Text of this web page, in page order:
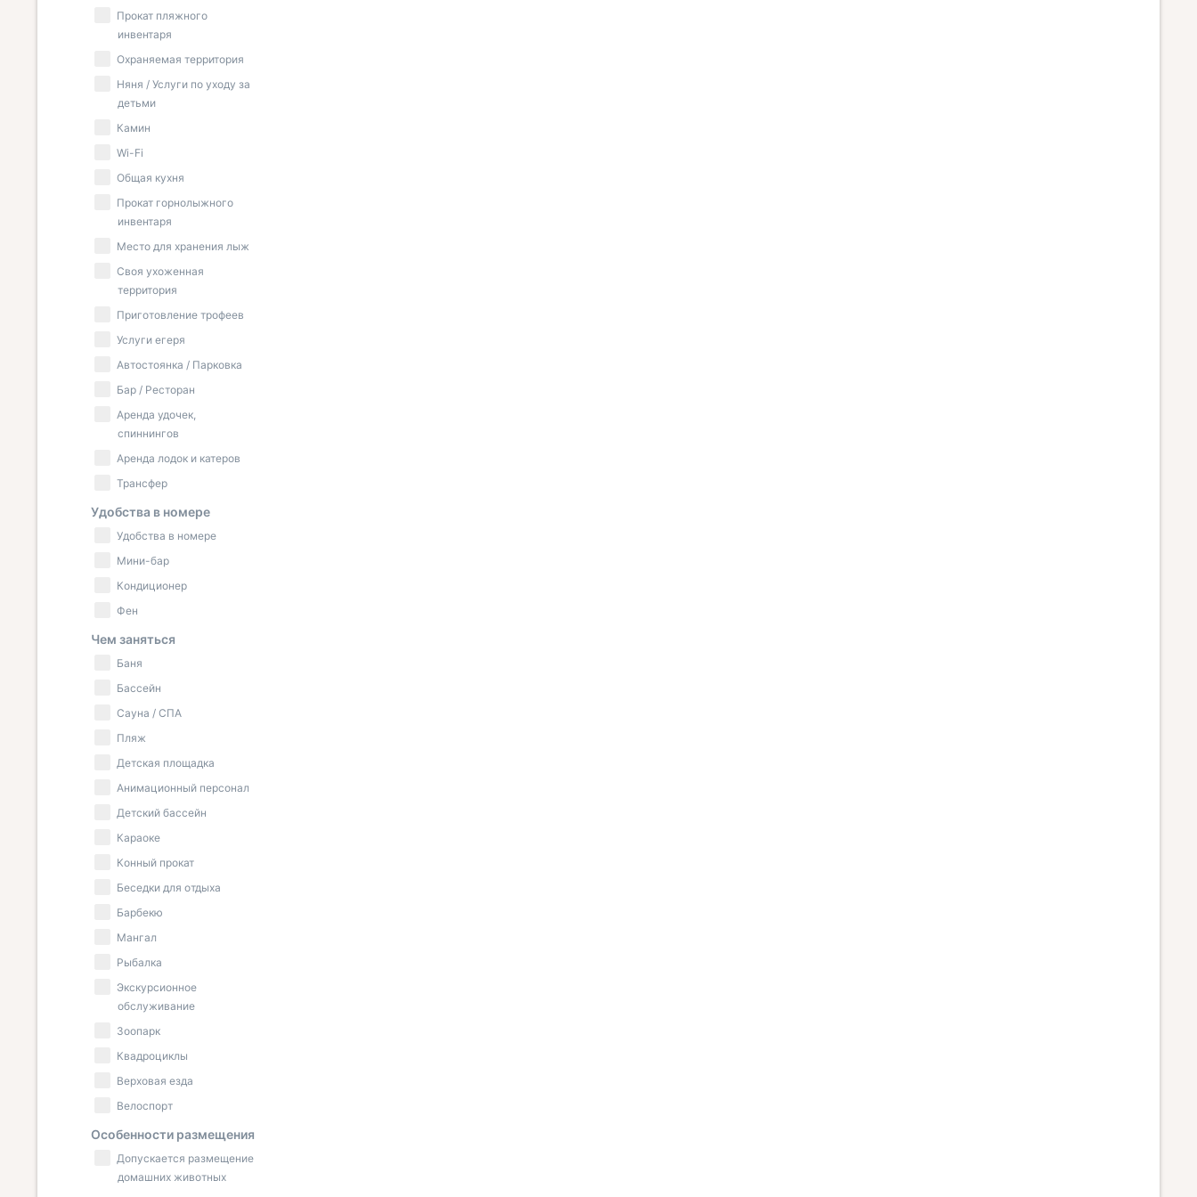
Прокат пляжного
инвентаря
Охраняемая территория
Няня / Услуги по уходу за
детьми
Камин
Wi-Fi
Общая кухня
Прокат горнолыжного
инвентаря
Место для хранения лыж
Своя ухоженная
территория
Приготовление трофеев
Услуги егеря
Автостоянка / Парковка
Бар / Ресторан
Аренда удочек,
спиннингов
Аренда лодок и катеров
Трансфер
Удобства в номере
Удобства в номере
Мини-бар
Кондиционер
Фен
Чем заняться
Баня
Бассейн
Сауна / СПА
Пляж
Детская площадка
Анимационный персонал
Детский бассейн
Караоке
Конный прокат
Беседки для отдыха
Барбекю
Мангал
Рыбалка
Экскурсионное
обслуживание
Зоопарк
Квадроциклы
Верховая езда
Велоспорт
Особенности размещения
Допускается размещение
домашних животных